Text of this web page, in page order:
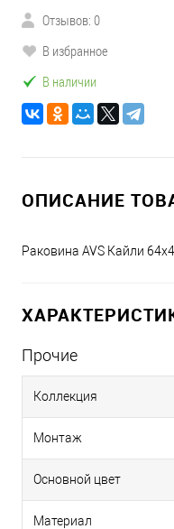
Отзывов: 0
В избранное
В наличии
ОПИСАНИЕ
Раковина AVS Кайли
Прочие
Коллекция
Монтаж
Основной цвет
Материал